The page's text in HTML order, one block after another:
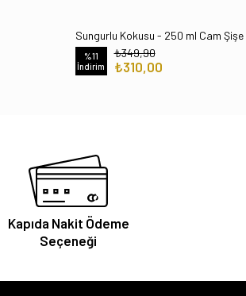
Sungurlu Kokusu - 250 ml Cam Şişe
%11
İndirim
₺310,00
₺349,90
Kapıda Nakit Ödeme
Seçeneği